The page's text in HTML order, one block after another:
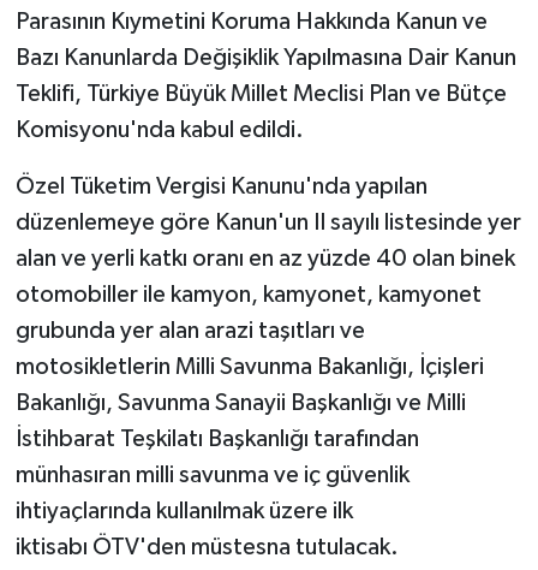
Parasının Kıymetini Koruma Hakkında Kanun ve
Bazı Kanunlarda Değişiklik Yapılmasına Dair Kanun
Teklifi, Türkiye Büyük Millet Meclisi Plan ve Bütçe
Komisyonu'nda kabul edildi.
Özel Tüketim Vergisi Kanunu'nda yapılan
düzenlemeye göre Kanun'un II sayılı listesinde yer
alan ve yerli katkı oranı en az yüzde 40 olan binek
otomobiller ile kamyon, kamyonet, kamyonet
grubunda yer alan arazi taşıtları ve
motosikletlerin Milli Savunma Bakanlığı, İçişleri
Bakanlığı, Savunma Sanayii Başkanlığı ve Milli
İstihbarat Teşkilatı Başkanlığı tarafından
münhasıran milli savunma ve iç güvenlik
ihtiyaçlarında kullanılmak üzere ilk
iktisabı ÖTV'den müstesna tutulacak.
OTOMOTİV
TEKNOLOJİ
KÜLTÜR SANAT